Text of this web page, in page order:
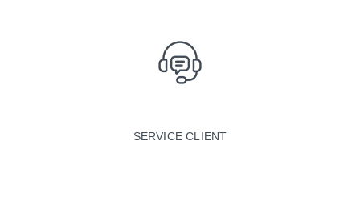
SERVICE CLIENT